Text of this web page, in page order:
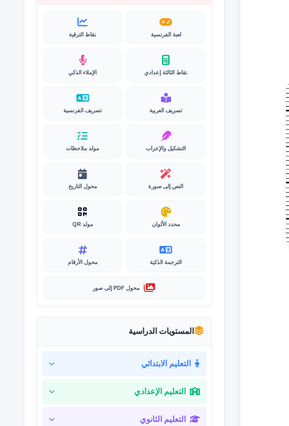
لعبة الفرنسية نقاط الترقية
نقاط الثالثة إعدادي الإملاء الذكي
تصريف العربية تصريف الفرنسية
التشكيل والإعراب مولد ملاحظات
النص إلى صورة محول التاريخ
محدد الألوان مولد QR
الترجمة الذكية محول الأرقام
محول PDF إلى صور
المستويات الدراسية
التعليم الابتدائي
التعليم الإعدادي
التعليم الثانوي